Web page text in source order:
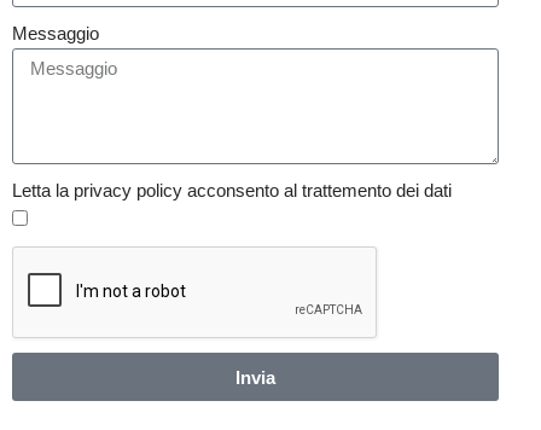
Messaggio
Letta la privacy policy acconsento al trattemento dei dati
Invia